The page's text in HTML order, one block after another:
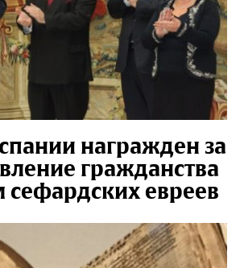
награжден за
гражданства
сефардских евреев